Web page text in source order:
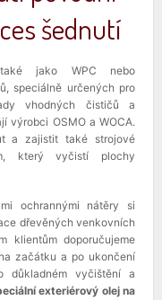
šednutí
také jako WPC nebo
speciálně určených pro
vhodných čističů a
výrobci OSMO a WOCA.
a zajistit také strojové
který vyčistí plochy
ochrannými nátěry si
dřevěných venkovních
klientům doporučujeme
začátku a po ukončení
důkladném vyčištění a
exteriérový olej na